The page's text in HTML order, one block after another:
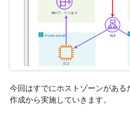
今回はすでにホストゾーンがある
作成から実施していきます。